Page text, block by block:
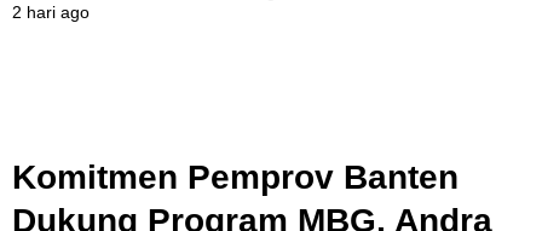
2 hari ago
Komitmen Pemprov Banten
Dukung Program MBG, Andra